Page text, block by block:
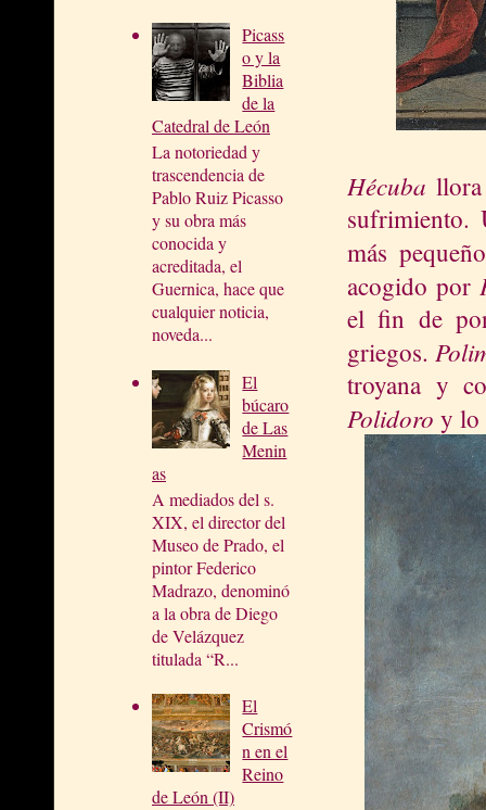
Picass
o y la
Biblia
de la
Catedral de León
La notoriedad y
trascendencia de
Pablo Ruiz Picasso
y su obra más
conocida y
acreditada, el
Guernica, hace que
cualquier noticia,
noveda...
El
búcaro
de Las
Menin
as
A mediados del s.
XIX, el director del
Museo de Prado, el
pintor Federico
Madrazo, denominó
a la obra de Diego
de Velázquez
titulada “R...
El
Crismó
n en el
Reino
de León (II)
Hécuba
sufrimiento.
más
acogido por
el fin de
griegos.
troyana y
Polidoro y lo